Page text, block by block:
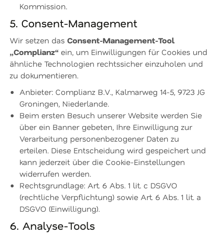
Kommission.
5. Consent-Management
Wir setzen das Consent-Management-Tool
„Complianz“ ein, um Einwilligungen für Cookies und
ähnliche Technologien rechtssicher einzuholen und
zu dokumentieren.
Anbieter: Complianz B.V., Kalmarweg 14-5, 9723 JG
Groningen, Niederlande.
Beim ersten Besuch unserer Website werden Sie
über ein Banner gebeten, Ihre Einwilligung zur
Verarbeitung personenbezogener Daten zu
erteilen. Diese Entscheidung wird gespeichert und
kann jederzeit über die Cookie-Einstellungen
widerrufen werden.
Rechtsgrundlage: Art. 6 Abs. 1 lit. c DSGVO
(rechtliche Verpflichtung) sowie Art. 6 Abs. 1 lit. a
DSGVO (Einwilligung).
6. Analyse-Tools